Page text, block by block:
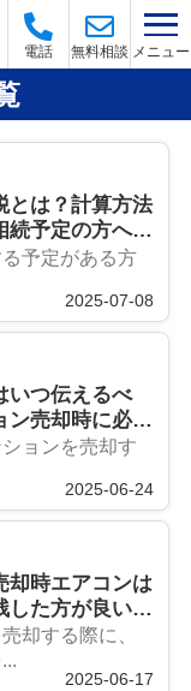
電話 無料相談 メニュー
とは？計算方法
続予定の方へ解
予定がある方
2025-07-08
いつ伝えるべ
ン売却時に必要
説ョンを売却す
2025-06-24
却時エアコンは
した方が良いケ
も解説
却する際に、
2025-06-17